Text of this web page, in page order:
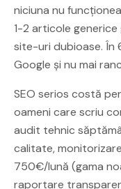
niciuna nu
1-2 articole generice
site-uri dubioase. În
Google și nu mai
SEO serios costă
oameni care scriu
audit tehnic
calitate,
750€/lună (gama
raportare